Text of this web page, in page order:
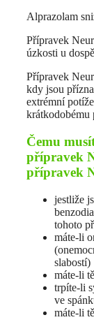
Alprazolam
Přípravek
úzkosti u
Přípravek
kdy jsou
extrémní
krátkodobému
Čemu
přípravek
přípravek
jestliže
tohoto
máte-li
slabostí)
máte-li
trpíte-li
ve
máte-li